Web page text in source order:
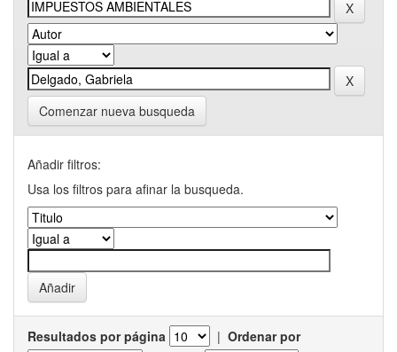
Comenzar nueva busqueda
Añadir filtros:
Usa los filtros para afinar la busqueda.
Resultados por página | Ordenar por